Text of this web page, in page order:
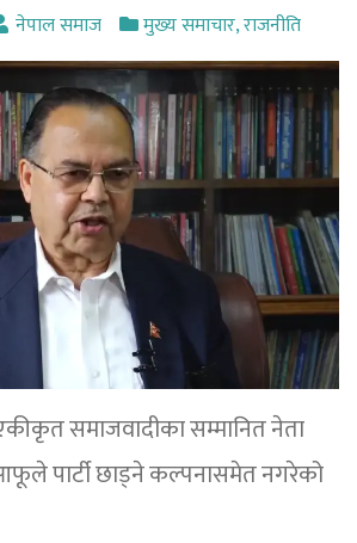
नेपाल समाज मुख्य समाचार,राजनीति
समाजवादीका सम्मानित नेता
पार्टी छाड्ने कल्पनासमेत नगरेको